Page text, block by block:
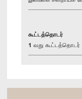
கூட்டத்தொடர்
1 வது கூட்டத்தொடர்